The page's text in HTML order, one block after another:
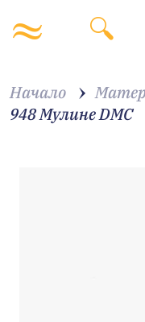
Начало
948 Мулине DMC